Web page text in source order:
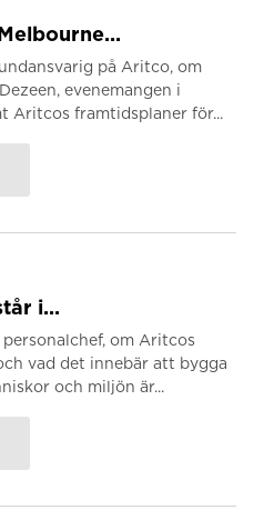
på Aritco, om
evenemangen i
Aritcos framtidsplaner för...
i...
om Aritcos
vad det innebär att bygga
och miljön är...